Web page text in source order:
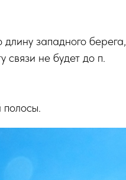
западного берега,
связи не будет до п.
полосы.